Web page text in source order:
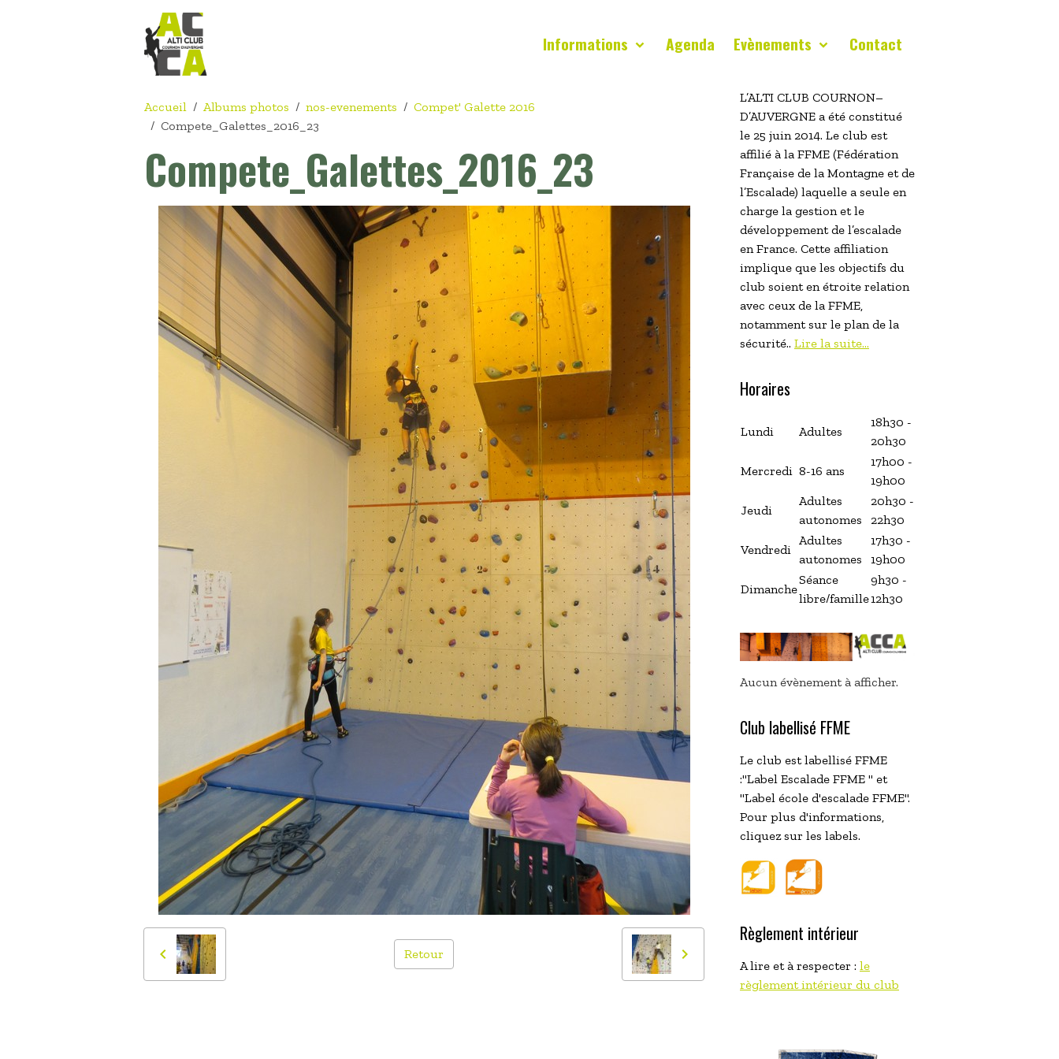
Informations Agenda Evènements Contact
Accueil Albums photos nos-evenements
Compet' Galette 2016
Compete_Galettes_2016_23
Compete_Galettes_2016_23
Retour
L’ALTI CLUB COURNON–
D’AUVERGNE a été constitué
le 25 juin 2014. Le club est
affilié à la FFME (Fédération
Française de la Montagne et de
l’Escalade) laquelle a seule en
charge la gestion et le
développement de l’escalade
en France. Cette affiliation
implique que les objectifs du
club soient en étroite relation
avec ceux de la FFME,
notamment sur le plan de la
sécurité.. Lire la suite...
Horaires
Lundi Adultes
18h30 -
20h30
Mercredi 8-16 ans
17h00 -
19h00
Jeudi
Adultes
autonomes
20h30 -
22h30
Vendredi
Adultes
autonomes
17h30 -
19h00
Dimanche
Séance
libre/famille
9h30 -
12h30
Aucun évènement à afficher.
Club labellisé FFME
Le club est labellisé FFME
:"Label Escalade FFME " et
"Label école d'escalade FFME".
Pour plus d'informations,
cliquez sur les labels.
Règlement intérieur
A lire et à respecter : le
règlement intérieur du club